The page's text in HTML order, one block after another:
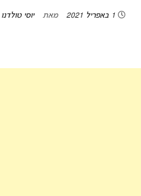
מאת יוסי טולדנו